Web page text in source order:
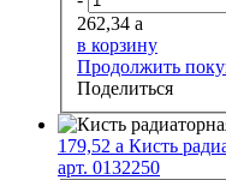
262,34 a
в корзину
Продолжить
Поделиться
179,52 a Кисть
арт. 0132250